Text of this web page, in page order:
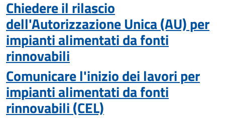
Chiedere il rilascio
dell'Autorizzazione Unica (AU) per
impianti alimentati da fonti
rinnovabili
Comunicare l'inizio dei lavori per
impianti alimentati da fonti
rinnovabili (CEL)